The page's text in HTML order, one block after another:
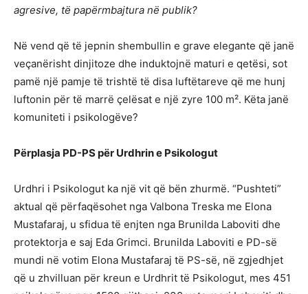
agresive, të papërmbajtura në publik?
Në vend që të jepnin shembullin e grave elegante që janë
veçanërisht dinjitoze dhe induktojnë maturi e qetësi, sot
pamë një pamje të trishtë të disa luftëtareve që me hunj
luftonin për të marrë çelësat e një zyre 100 m². Këta janë
komuniteti i psikologëve?
Përplasja PD-PS për Urdhrin e Psikologut
Urdhri i Psikologut ka një vit që bën zhurmë. “Pushteti”
aktual që përfaqësohet nga Valbona Treska me Elona
Mustafaraj, u sfidua të enjten nga Brunilda Laboviti dhe
protektorja e saj Eda Grimci. Brunilda Laboviti e PD-së
mundi në votim Elona Mustafaraj të PS-së, në zgjedhjet
që u zhvilluan për kreun e Urdhrit të Psikologut, mes 451